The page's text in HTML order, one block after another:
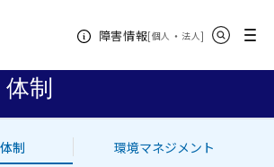
障害情報[個人 ・ 法人新規ウィンドウ
]
メニュー
制
制 環境マネジメント